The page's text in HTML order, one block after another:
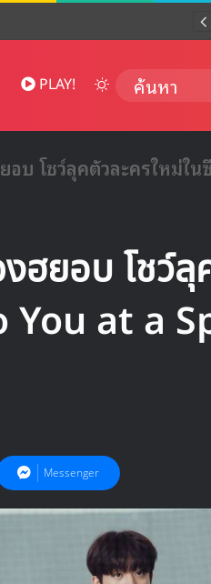
PLAY! Switch skin
โชว์ลุคตัวละครใหม่ใน
ยอบ โชว์ลุ
You at a
Messenger